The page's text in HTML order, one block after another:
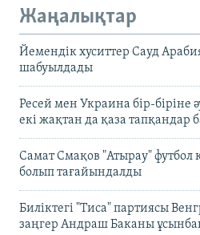
Жаңалықтар
Йемендік хуситтер Сауд
шабуылдады
Ресей мен Украина бір-біріне
екі жақтан да қаза тапқандар
Самат Смақов "Атырау" футбол
болып тағайындалды
Биліктегі "Тиса" партиясы
заңгер Андраш Баканы